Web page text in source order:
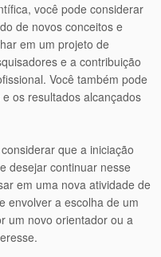
você pode considerar
de novos conceitos e
em um projeto de
e a contribuição
Você também pode
os resultados alcançados
que a iniciação
desejar continuar nesse
em uma nova atividade de
envolver a escolha de um
um novo orientador ou a